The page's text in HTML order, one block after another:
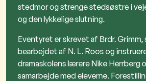
stedmor og strenge stedsøstre i
og den lykkelige slutning.
Eventyret er skrevet af Brdr. Grimm,
bearbejdet af N. L. Roos og
dramaskolens lærere Nike Herrberg
samarbejde med eleverne.